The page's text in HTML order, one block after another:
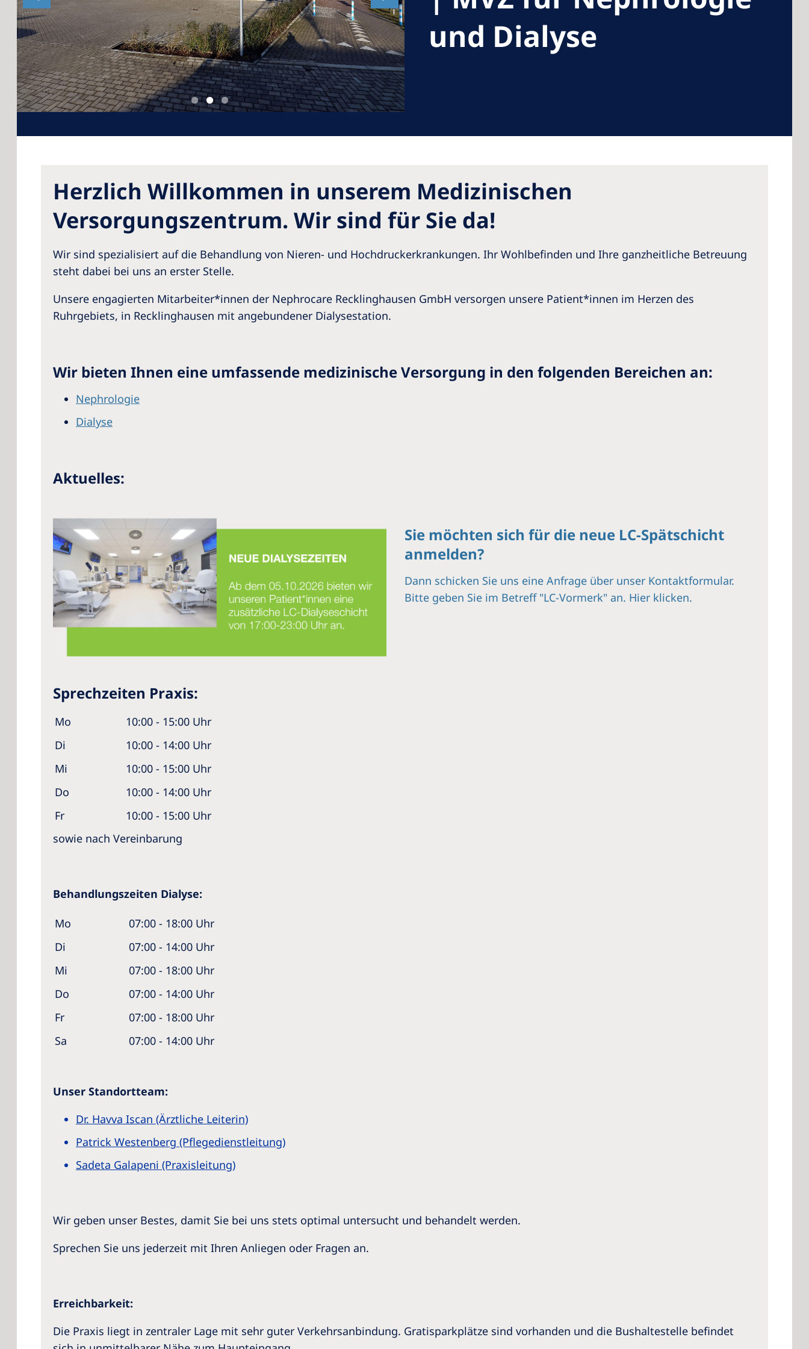
Romania
Russia
Asia Pacific
Asia Pacific
Australia
Philippines
Global Website
und Dialyse
Herzlich Willkommen in unserem Medizinischen
Versorgungszentrum. Wir sind für Sie da!
Wir sind spezialisiert auf die Behandlung von Nieren- und Hochdruckerkrankungen. Ihr Wohlbefinden und Ihre ganzheitliche Betreuung
steht dabei bei uns an erster Stelle.
Unsere engagierten Mitarbeiter*innen der Nephrocare Recklinghausen GmbH versorgen unsere Patient*innen im Herzen des
Ruhrgebiets, in Recklinghausen mit angebundener Dialysestation.
Wir bieten Ihnen eine umfassende medizinische Versorgung in den folgenden Bereichen an:
Nephrologie
Dialyse
Aktuelles:
Sie möchten sich für die neue LC-Spätschicht
anmelden?
Dann schicken Sie uns eine Anfrage über unser Kontaktformular.
Bitte geben Sie im Betreff "LC-Vormerk" an. Hier klicken.
Sprechzeiten Praxis:
Mo
10:00 - 15:00 Uhr
Di
10:00 - 14:00 Uhr
Mi
10:00 - 15:00 Uhr
Do
10:00 - 14:00 Uhr
Fr
10:00 - 15:00 Uhr
sowie nach Vereinbarung
Behandlungszeiten Dialyse:
Mo
07:00 - 18:00 Uhr
Di
07:00 - 14:00 Uhr
Mi
07:00 - 18:00 Uhr
Do
07:00 - 14:00 Uhr
Fr
07:00 - 18:00 Uhr
Sa
07:00 - 14:00 Uhr
Unser Standortteam:
Dr. Havva Iscan (Ärztliche Leiterin)
Patrick Westenberg (Pflegedienstleitung)
Sadeta Galapeni (Praxisleitung)
Wir geben unser Bestes, damit Sie bei uns stets optimal untersucht und behandelt werden.
Sprechen Sie uns jederzeit mit Ihren Anliegen oder Fragen an.
Erreichbarkeit:
Die Praxis liegt in zentraler Lage mit sehr guter Verkehrsanbindung. Gratisparkplätze sind vorhanden und die Bushaltestelle befindet